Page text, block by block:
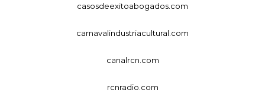
casosdeexitoabogados.com
carnavalindustriacultural.com
canalrcn.com
rcnradio.com